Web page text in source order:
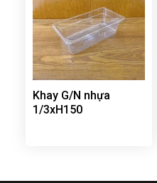
Khay G/N nhựa
1/3xH150